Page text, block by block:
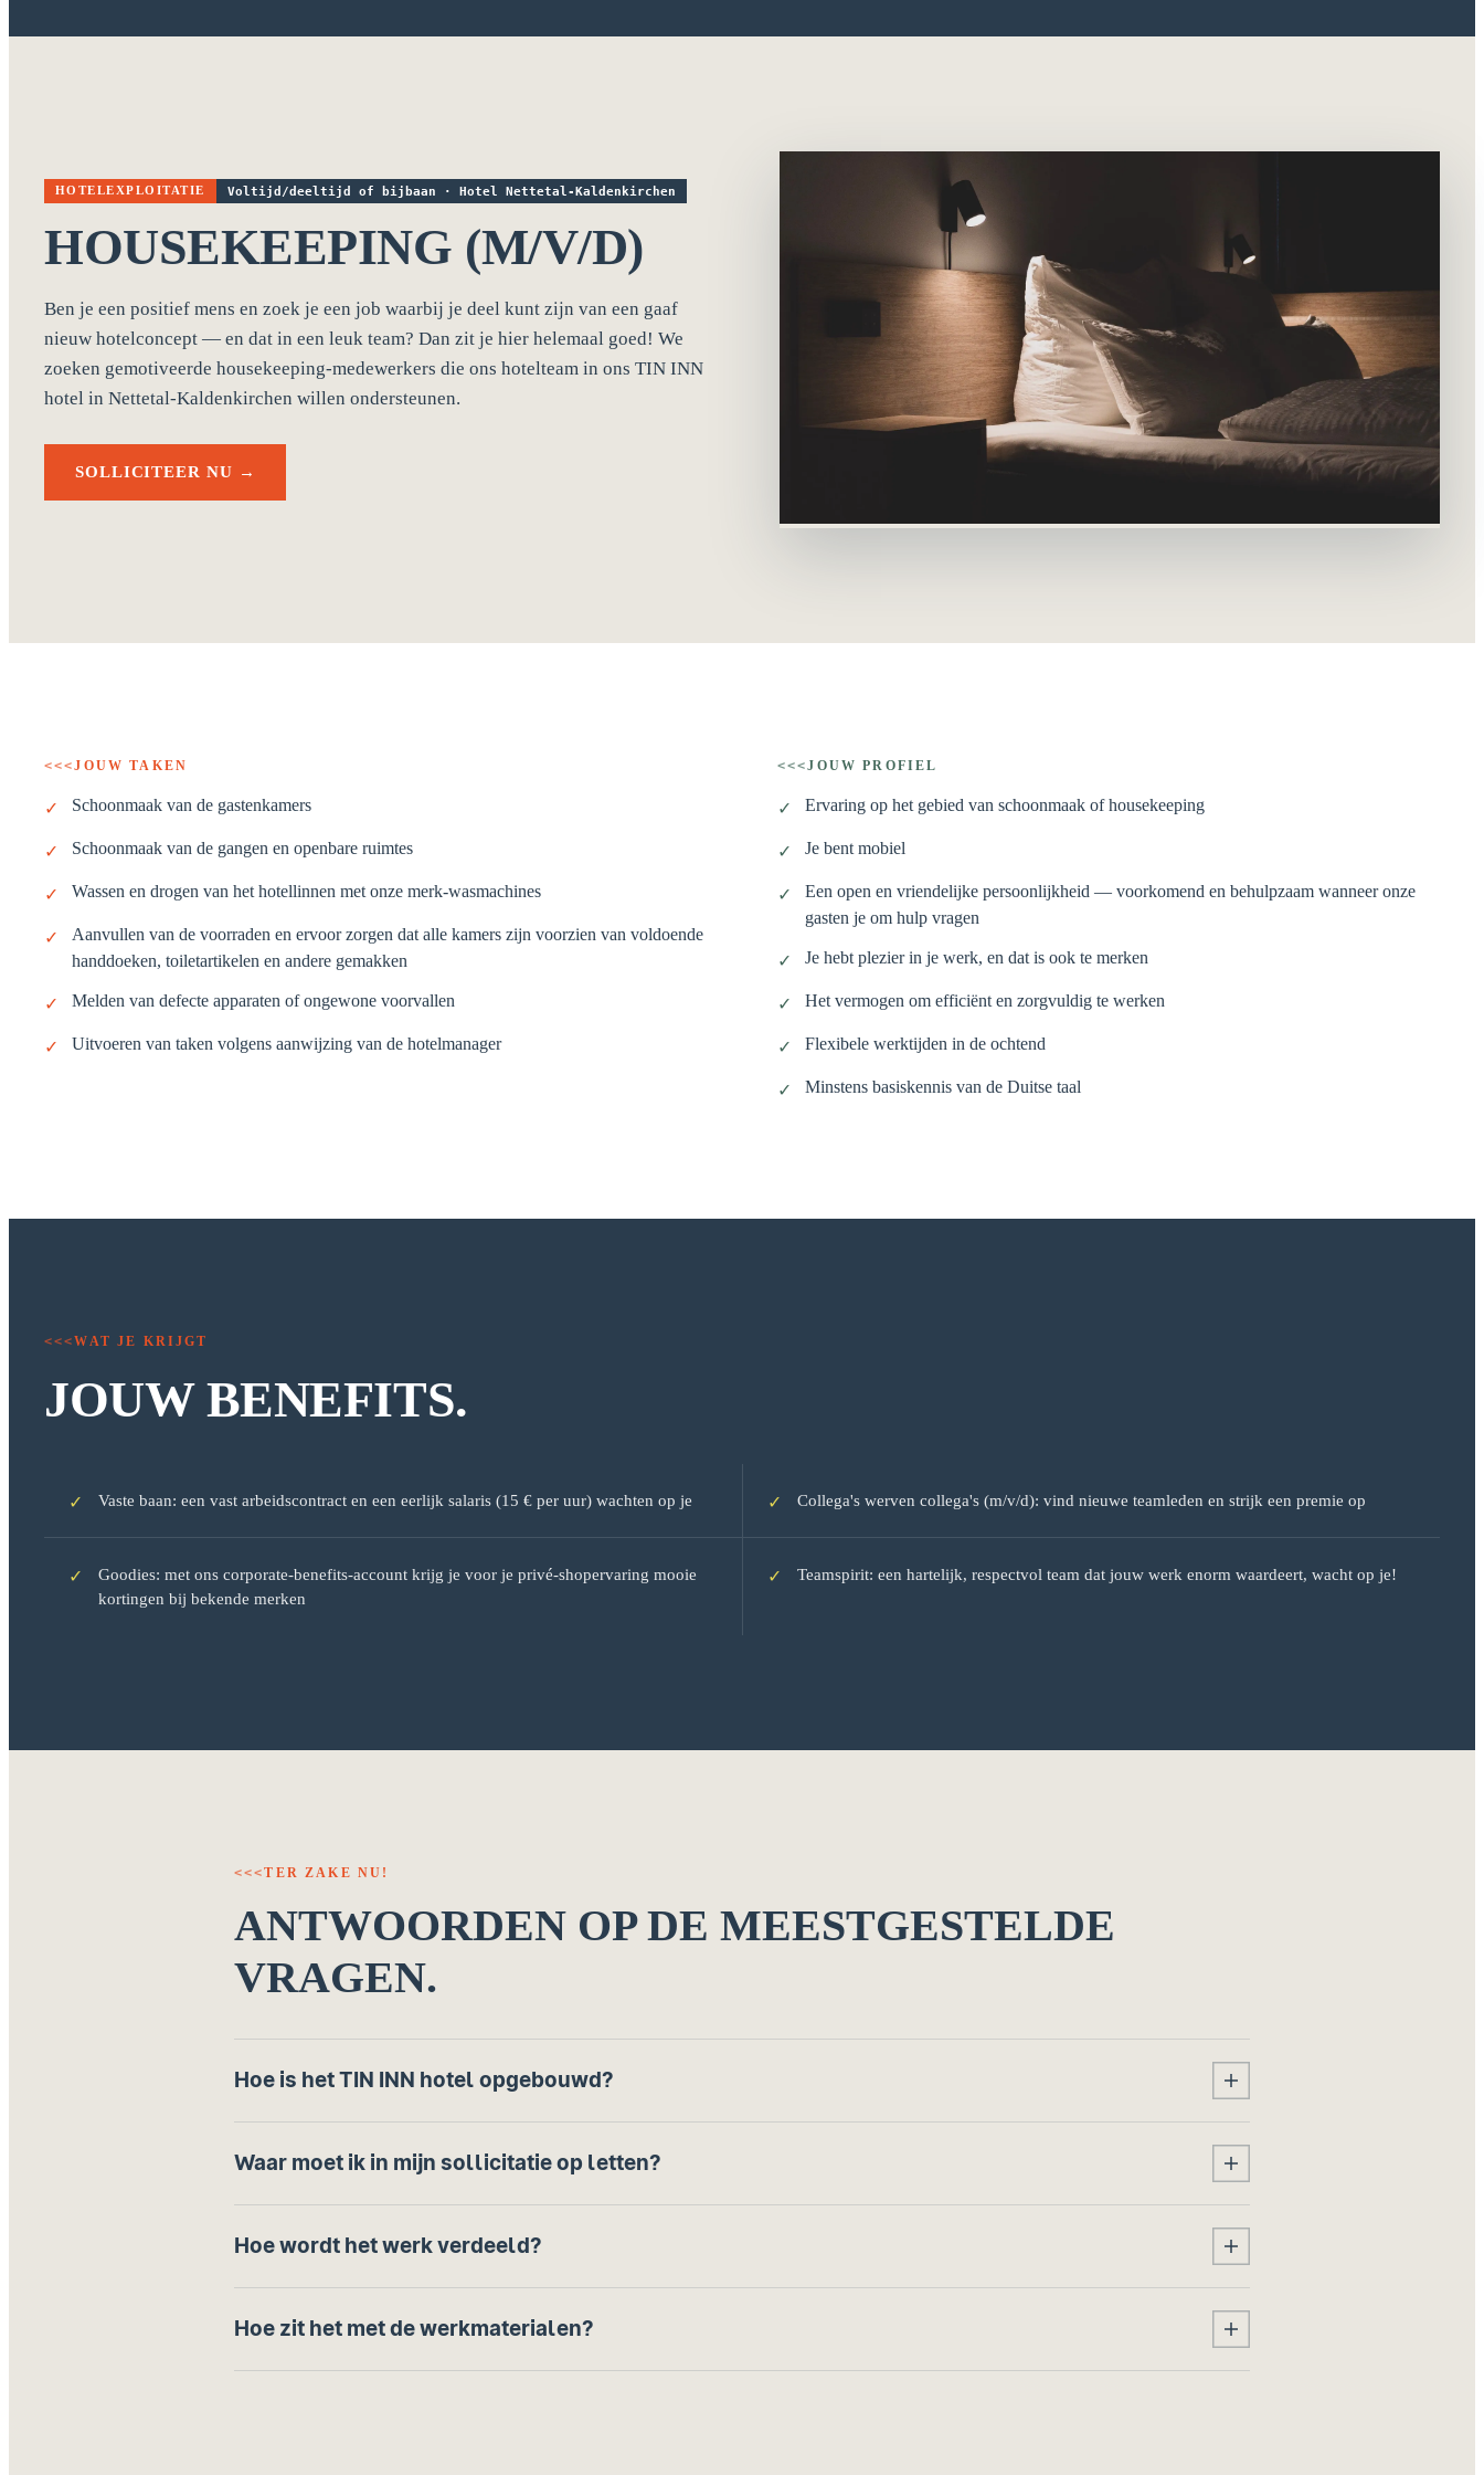
HOTELEXPLOITATIE Voltijd/deeltijd of bijbaan · Hotel Nettetal-Kaldenkirchen
HOUSEKEEPING (M/V/D)
Ben je een positief mens en zoek je een job waarbij je deel kunt zijn van een gaaf
nieuw hotelconcept — en dat in een leuk team? Dan zit je hier helemaal goed! We
zoeken gemotiveerde housekeeping-medewerkers die ons hotelteam in ons TIN INN
hotel in Nettetal-Kaldenkirchen willen ondersteunen.
SOLLICITEER NU →
<<<JOUW TAKEN
✓ Schoonmaak van de gastenkamers
✓ Schoonmaak van de gangen en openbare ruimtes
✓ Wassen en drogen van het hotellinnen met onze merk-wasmachines
✓
Aanvullen van de voorraden en ervoor zorgen dat alle kamers zijn voorzien van voldoende
handdoeken, toiletartikelen en andere gemakken
✓ Melden van defecte apparaten of ongewone voorvallen
✓ Uitvoeren van taken volgens aanwijzing van de hotelmanager
<<<JOUW PROFIEL
✓ Ervaring op het gebied van schoonmaak of housekeeping
✓ Je bent mobiel
✓
Een open en vriendelijke persoonlijkheid — voorkomend en behulpzaam wanneer onze
gasten je om hulp vragen
✓ Je hebt plezier in je werk, en dat is ook te merken
✓ Het vermogen om efficiënt en zorgvuldig te werken
✓ Flexibele werktijden in de ochtend
✓ Minstens basiskennis van de Duitse taal
<<<WAT JE KRIJGT
JOUW BENEFITS.
✓ Vaste baan: een vast arbeidscontract en een eerlijk salaris (15 € per uur) wachten op je ✓ Collega's werven collega's (m/v/d): vind nieuwe teamleden en strijk een premie op
✓
Goodies: met ons corporate-benefits-account krijg je voor je privé-shopervaring mooie
kortingen bij bekende merken
✓ Teamspirit: een hartelijk, respectvol team dat jouw werk enorm waardeert, wacht op je!
<<<TER ZAKE NU!
ANTWOORDEN OP DE MEESTGESTELDE
VRAGEN.
Hoe is het TIN INN hotel opgebouwd?
Waar moet ik in mijn sollicitatie op letten?
Hoe wordt het werk verdeeld?
Hoe zit het met de werkmaterialen?